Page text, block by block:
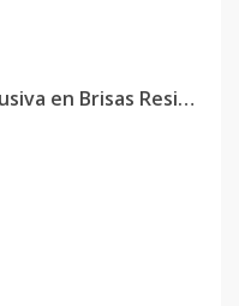
Aprovecha la preventa exclusiva en Brisas Residences Cabrera